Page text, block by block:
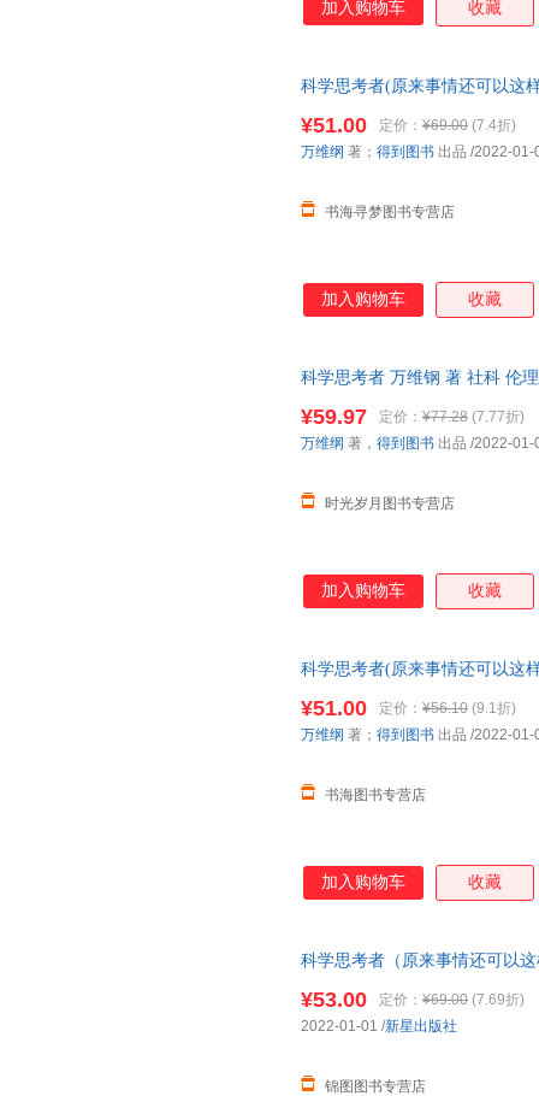
加入购物车 收藏
科学思考者(原来事情还可以这
¥51.00 定价： ¥69.00 (7.4折)
书海寻梦图书专营店
万维纲 著； 得到图书 出品 /2022-01-
加入购物车 收藏
科学思考者 万维钢 著 社科 伦
¥59.97 定价： ¥77.28 (7.77折)
时光岁月图书专营店
万维纲 著， 得到图书 出品 /2022-01-
加入购物车 收藏
科学思考者(原来事情还可以这
¥51.00 定价： ¥56.10 (9.1折)
书海图书专营店
万维纲 著； 得到图书 出品 /2022-01-
加入购物车 收藏
科学思考者（原来事情还可以
¥53.00 定价： ¥69.00 (7.69折)
锦图图书专营店
2022-01-01 /新星出版社